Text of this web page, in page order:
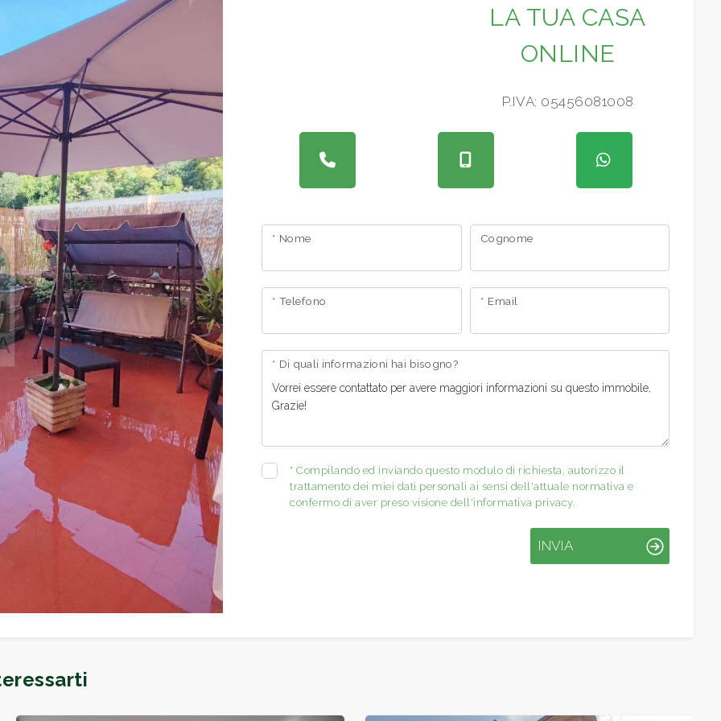
LA TUA CASA
ONLINE
P.IVA: 05456081008
* Nome Cognome
* Telefono * Email
* Di quali informazioni hai bisogno?
*Compilando ed inviando questo modulo di richiesta, autorizzo il
trattamento dei miei dati personali ai sensi dell'attuale normativa e
confermo di aver preso visione dell'informativa privacy.
INVIA